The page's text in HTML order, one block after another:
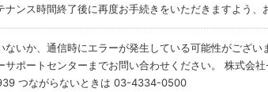
ンス時間終了後に再度お手続きをいただきますよう、
ないか、通信時にエラーが発生している可能性がござ
サポートセンターまでお問い合わせください。 株式会
つながらないときは 03-4334-0500